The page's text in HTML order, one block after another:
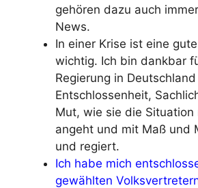
gehören dazu auch
News.
In einer Krise ist eine
wichtig. Ich bin dankbar
Regierung in
Entschlossenheit,
Mut, wie sie die Situation
angeht und mit Maß und
und regiert.
Ich habe mich
gewählten